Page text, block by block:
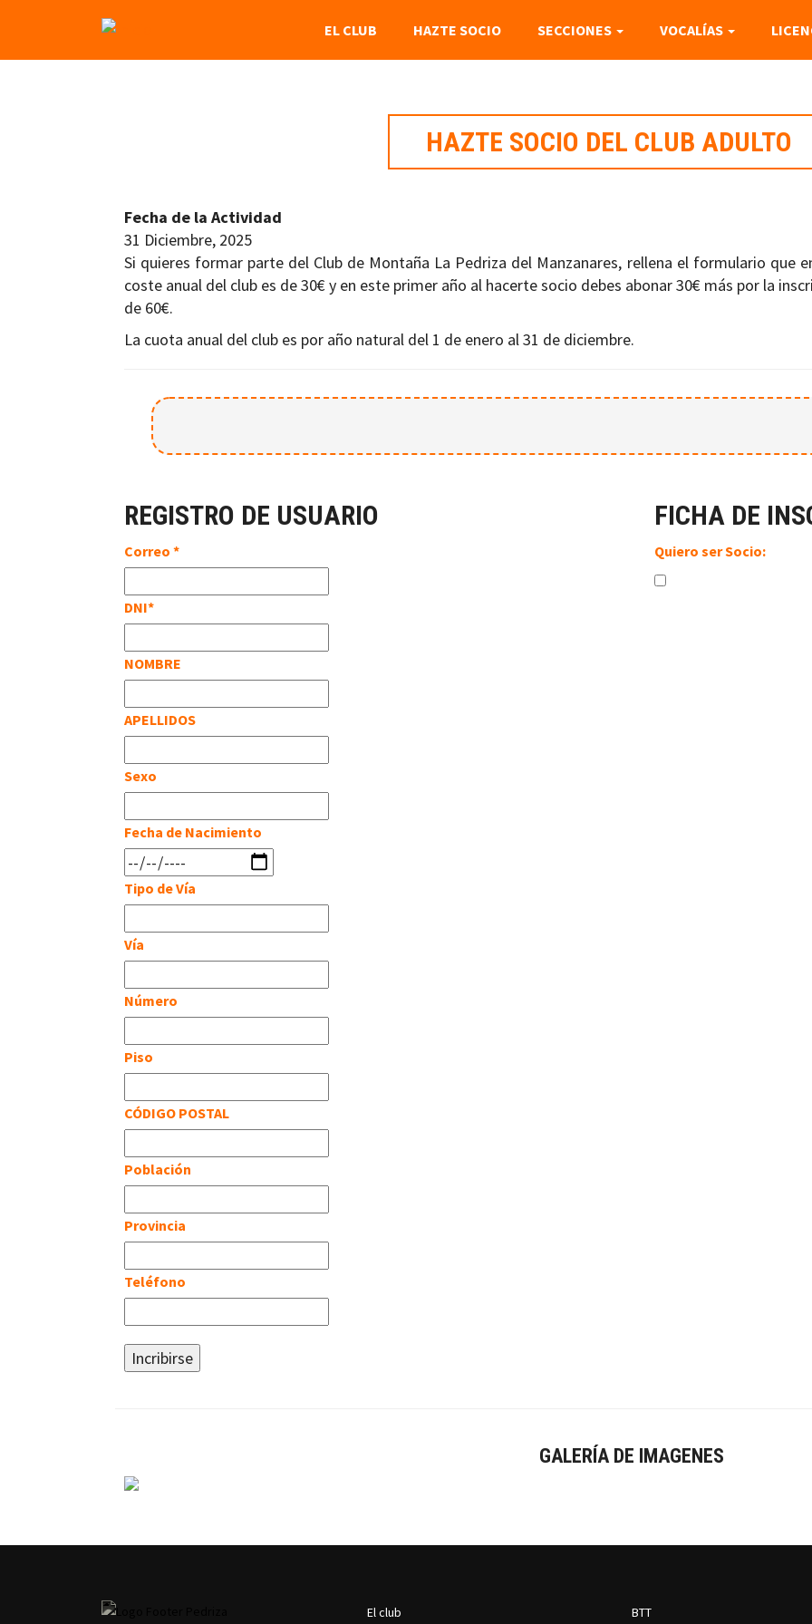
contenido
NAVEGACIÓN
PRINCIPAL
EL CLUB HAZTE SOCIO SECCIONES VOCALÍAS
HAZTE SOCIO DEL CLUB ADULTO
Fecha de la Actividad
31 Diciembre, 2025
Si quieres formar parte del Club de Montaña La Pedriza del Manzanares, rellena el formulario que
coste anual del club es de 30€ y en este primer año al hacerte socio debes abonar 30€ más por la
de 60€.
La cuota anual del club es por año natural del 1 de enero al 31 de diciembre.
REGISTRO DE USUARIO
Correo *
DNI*
NOMBRE
APELLIDOS
Sexo
Fecha de Nacimiento
Tipo de Vía
Vía
Número
Piso
CÓDIGO POSTAL
Población
Provincia
Teléfono
FICHA DE
Quiero ser Socio:
Incribirse
GALERÍA DE IMAGENES
El club BTT